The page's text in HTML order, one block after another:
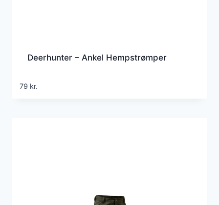
Deerhunter – Ankel Hempstrømper
79 kr.